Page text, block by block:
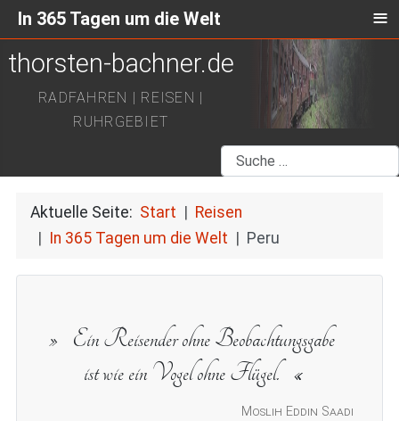
thorsten-bachner.de
RADFAHREN | REISEN |
RUHRGEBIET
Suchen
Aktuelle Seite: Start
Reisen
In 365 Tagen um die Welt
Peru
Moslih Eddin Saadi
Ein Reisender ohne Beobachtungsgabe
ist wie ein Vogel ohne Flügel.
In 365 Tagen um die Welt ≡